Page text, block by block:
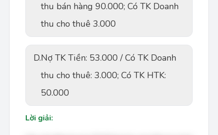
thu bán hàng 90.000; Có TK Doanh
thu cho thuê 3.000
D.Nợ TK Tiền: 53.000 / Có TK Doanh
thu cho thuê: 3.000; Có TK HTK:
50.000
Lời giải: